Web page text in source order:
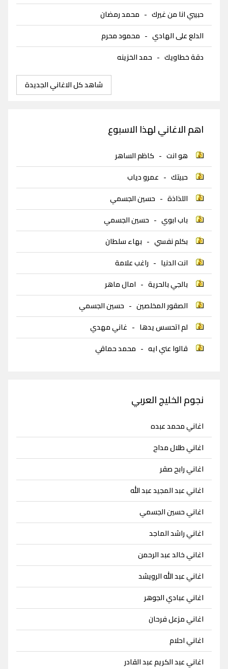
حبيبي انا من غيرك - محمد رمضان
الدلع على الهادي - محمود محرم
دقة خطاويك - حمد الخزينه
شاهد كل الاغاني الجديدة
اهم الاغاني لهذا الاسبوع
هو انت - كاظم الساهر
حبيتك - عمرو دياب
اللذاذة - حسين الجسمي
باب ابوي - حسين الجسمي
بكلم نفسي - بهاء سلطان
انت الدنيا - راغب علامة
بالجي بالحرية - امال ماهر
الصقور المخلصين - حسين الجسمي
لم اتحسس يدها - غاني مهدي
قالوا عني ايه - محمد حماقي
نجوم الخليج العربي
اغاني محمد عبده
اغاني طلال مداح
اغاني رابح صقر
اغاني عبد المجيد عبد الله
اغاني حسين الجسمي
اغاني راشد الماجد
اغاني خالد عبد الرحمن
اغاني عبد الله الرويشد
اغاني عبادي الجوهر
اغاني مزعل فرحان
اغاني احلام
اغاني عبد الكريم عبد القادر